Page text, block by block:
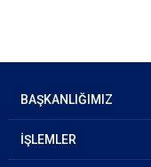
BAŞKANLIĞIMIZ
İŞLEMLER